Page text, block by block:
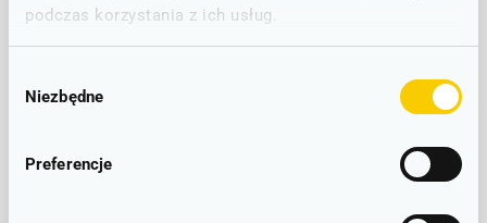
podczas korzystania z ich usług.
zgody
Niezbędne
Preferencje
STAN NA DZIEŃ: 09.08.2026
D30